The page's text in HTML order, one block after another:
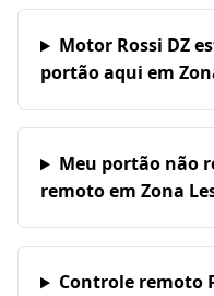
Motor Rossi DZ
portão aqui em
Meu portão não
remoto em Zona
Controle remoto